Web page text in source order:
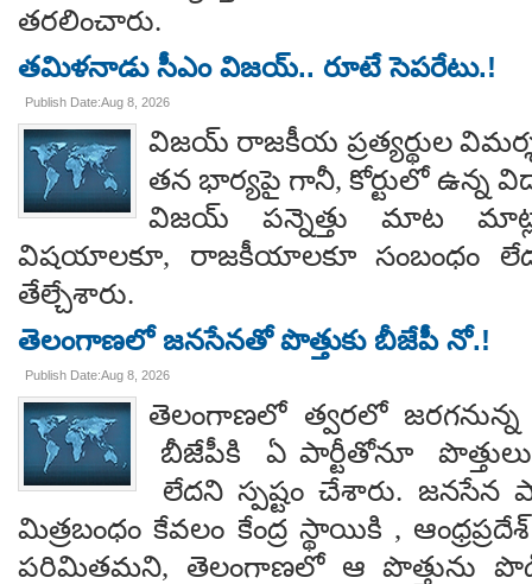
తరలించారు.
తమిళనాడు సీఎం విజయ్.. రూటే సెపరేటు.!
Publish Date:Aug 8, 2026
విజయ్ రాజకీయ ప్రత్యర్థుల
తన భార్యపై గానీ, కోర్టులో ఉన్న
విజయ్ పన్నెత్తు మాట
విషయాలకూ, రాజకీయాలకూ సంబంధం
తేల్చేశారు.
తెలంగాణలో జనసేనతో పొత్తుకు బీజేపీ నో.!
Publish Date:Aug 8, 2026
తెలంగాణలో త్వరలో
బీజేపీకి ఏ పార్టీతోనూ పొత్తులు
లేదని స్పష్టం చేశారు. జనసేన
మిత్రబంధం కేవలం కేంద్ర స్థాయికి ,
పరిమితమని, తెలంగాణలో ఆ పొత్తును